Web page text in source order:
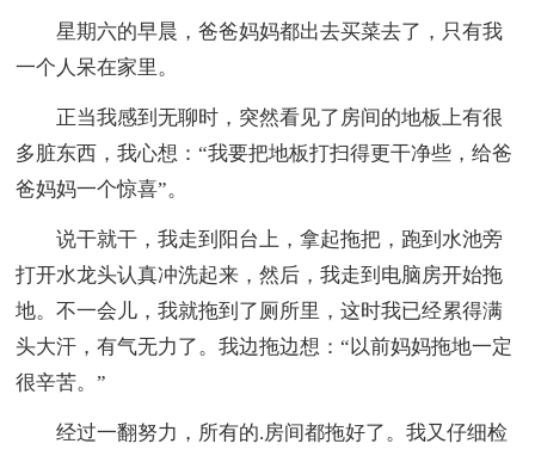
星期六的早晨，爸爸妈妈都出去买菜去了，只有我
一个人呆在家里。
正当我感到无聊时，突然看见了房间的地板上有很
多脏东西，我心想：“我要把地板打扫得更干净些，给爸
爸妈妈一个惊喜”。
说干就干，我走到阳台上，拿起拖把，跑到水池旁
打开水龙头认真冲洗起来，然后，我走到电脑房开始拖
地。不一会儿，我就拖到了厕所里，这时我已经累得满
头大汗，有气无力了。我边拖边想：“以前妈妈拖地一定
很辛苦。”
经过一翻努力，所有的.房间都拖好了。我又仔细检